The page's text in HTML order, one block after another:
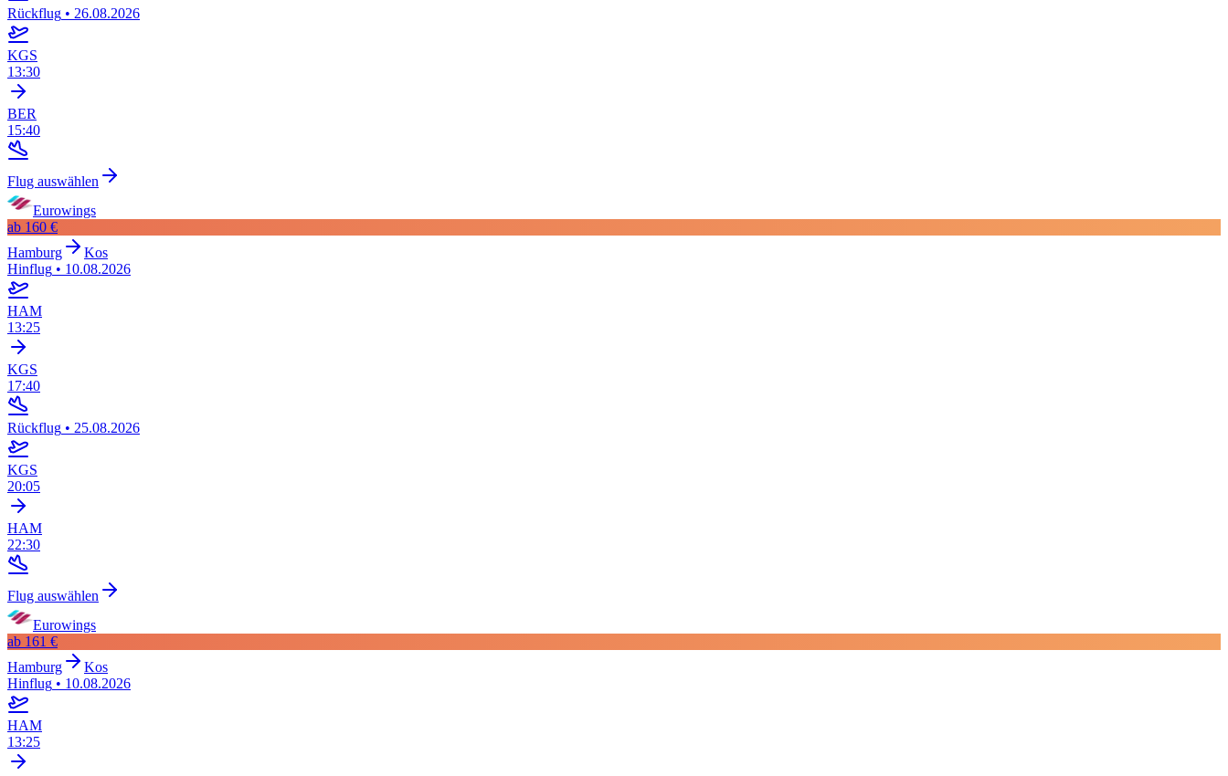
Rückflug • 26.08.2026
KGS
13:30
BER
15:40
Flug auswählen
Eurowings
ab 160 €
Hamburg
Kos
Hinflug • 10.08.2026
HAM
13:25
KGS
17:40
Rückflug • 25.08.2026
KGS
20:05
HAM
22:30
Flug auswählen
Eurowings
ab 161 €
Hamburg
Kos
Hinflug • 10.08.2026
HAM
13:25